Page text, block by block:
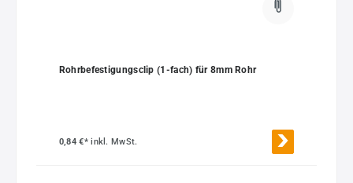
Rohrbefestigungsclip (1-fach) für 8mm Rohr
0,84 €*inkl. MwSt.